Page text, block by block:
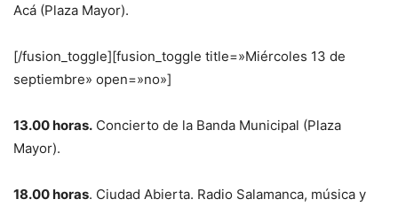
Acá (Plaza Mayor).
[/fusion_toggle][fusion_toggle title=»Miércoles 13 de
septiembre» open=»no»]
13.00 horas. Concierto de la Banda Municipal (Plaza
Mayor).
18.00 horas. Ciudad Abierta. Radio Salamanca, música y